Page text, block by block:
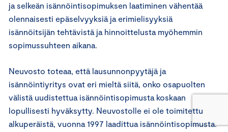
ja selkeän isännöintisopimuksen laatiminen vähentää
olennaisesti epäselvyyksiä ja erimielisyyksiä
isännöitsijän tehtävistä ja hinnoittelusta myöhemmin
sopimussuhteen aikana.
Neuvosto toteaa, että lausunnonpyytäjä ja
isännöintiyritys ovat eri mieltä siitä, onko osapuolten
välistä uudistettua isännöintisopimusta koskaan
lopullisesti hyväksytty. Neuvostolle ei ole toimitettu
alkuperäistä, vuonna 1997 laadittua isännöintisopimusta.